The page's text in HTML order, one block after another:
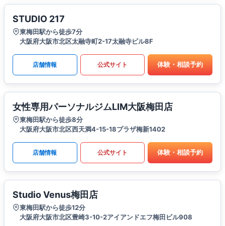
STUDIO 217
東梅田駅から徒歩7分
大阪府大阪市北区太融寺町2-17太融寺ビル8F
店舗情報 公式サイト 体験・相談予約
女性専用パーソナルジムLIM大阪梅田店
東梅田駅から徒歩8分
大阪府大阪市北区西天満4-15-18プラザ梅新1402
店舗情報 公式サイト 体験・相談予約
Studio Venus梅田店
東梅田駅から徒歩12分
大阪府大阪市北区豊崎3-10-2アイアンドエフ梅田ビル908